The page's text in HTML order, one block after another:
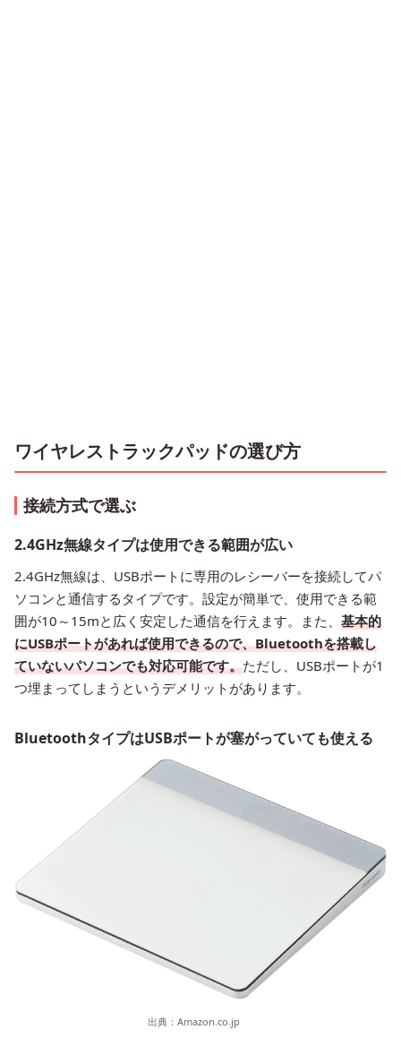
ワイヤレストラックパッドの選び方
接続方式で選ぶ
2.4GHz無線タイプは使用できる範囲が広い
2.4GHz無線は、USBポートに専用のレシーバーを接続してパ
ソコンと通信するタイプです。設定が簡単で、使用できる範
囲が10～15mと広く安定した通信を行えます。また、 基本的
にUSBポートがあれば使用できるので、Bluetoothを搭載し
ていないパソコンでも対応可能です。ただし、USBポートが1
つ埋まってしまうというデメリットがあります。
BluetoothタイプはUSBポートが塞がっていても使える
出典： Amazon.co.jp